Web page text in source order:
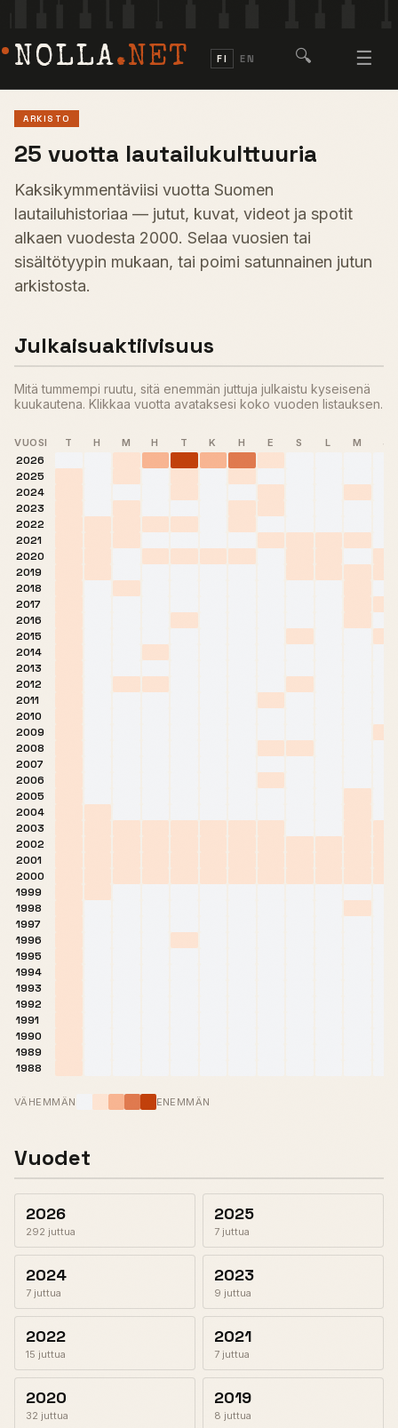
NOLLA.NET FI EN 🔍 ☰
ARKISTO
25 vuotta lautailukulttuuria
Kaksikymmentäviisi vuotta Suomen
lautailuhistoriaa — jutut, kuvat, videot ja spotit
alkaen vuodesta 2000. Selaa vuosien tai
sisältötyypin mukaan, tai poimi satunnainen jutun
arkistosta.
Julkaisuaktiivisuus
Mitä tummempi ruutu, sitä enemmän juttuja julkaistu kyseisenä
kuukautena. Klikkaa vuotta avataksesi koko vuoden listauksen.
VUOSI T H M H T K H E S L M J
2026
2025
2024
2023
2022
2021
2020
2019
2018
2017
2016
2015
2014
2013
2012
2011
2010
2009
2008
2007
2006
2005
2004
2003
2002
2001
2000
1999
1998
1997
1996
1995
1994
1993
1992
1991
1990
1989
1988
VÄHEMMÄN ENEMMÄN
Vuodet
2026
292 juttua
2025
7 juttua
2024
7 juttua
2023
9 juttua
2022
15 juttua
2021
7 juttua
2020
32 juttua
2019
8 juttua